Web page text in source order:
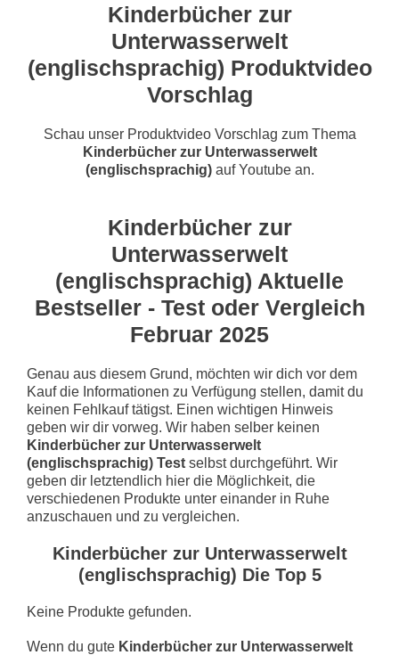
Kinderbücher zur
Unterwasserwelt
(englischsprachig) Produktvideo
Vorschlag
Schau unser Produktvideo Vorschlag zum Thema
Kinderbücher zur Unterwasserwelt
(englischsprachig)auf Youtube an.
Kinderbücher zur
Unterwasserwelt
(englischsprachig) Aktuelle
Bestseller - Test oder Vergleich
Februar 2025
Genau aus diesem Grund, möchten wir dich vor dem
Kauf die Informationen zu Verfügung stellen, damit du
keinen Fehlkauf tätigst. Einen wichtigen Hinweis
geben wir dir vorweg. Wir haben selber keinen
Kinderbücher zur Unterwasserwelt
(englischsprachig) Test selbst durchgeführt. Wir
geben dir letztendlich hier die Möglichkeit, die
verschiedenen Produkte unter einander in Ruhe
anzuschauen und zu vergleichen.
Kinderbücher zur Unterwasserwelt
(englischsprachig) Die Top 5
Keine Produkte gefunden.
Wenn du gute Kinderbücher zur Unterwasserwelt